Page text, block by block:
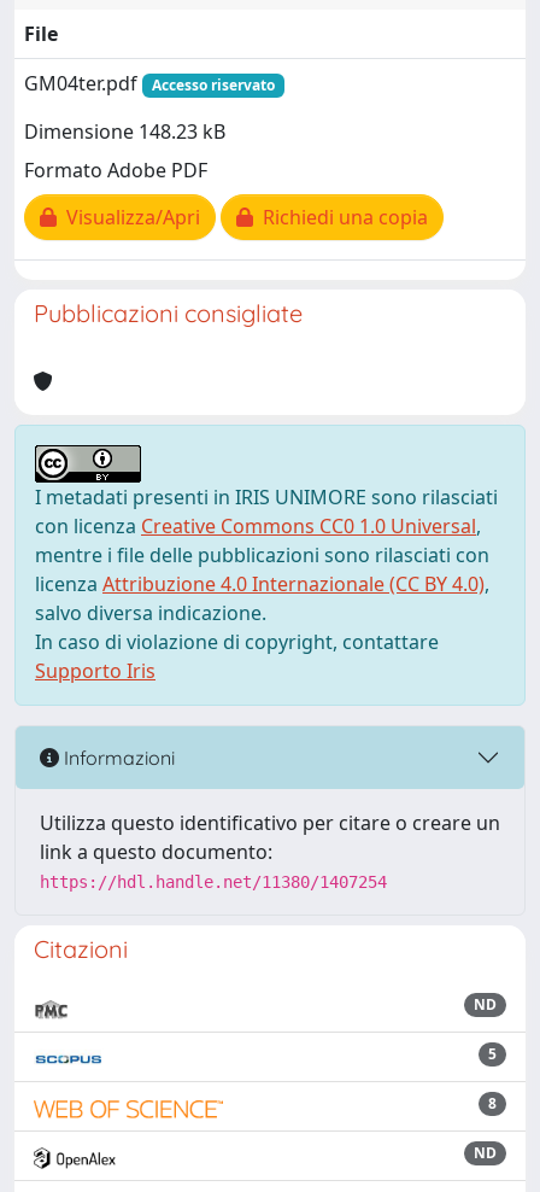
File
GM04ter.pdf
Accesso riservato
Dimensione 148.23 kB
Formato Adobe PDF
Visualizza/Apri
Richiedi una copia
Pubblicazioni consigliate
I metadati presenti in IRIS UNIMORE sono rilasciati
con licenza Creative Commons CC0 1.0 Universal,
mentre i file delle pubblicazioni sono rilasciati con
licenza Attribuzione 4.0 Internazionale (CC BY 4.0),
salvo diversa indicazione.
In caso di violazione di copyright, contattare
Supporto Iris
Informazioni
Utilizza questo identificativo per citare o creare un
link a questo documento:
https://hdl.handle.net/11380/1407254
Citazioni
ND
5
8
ND